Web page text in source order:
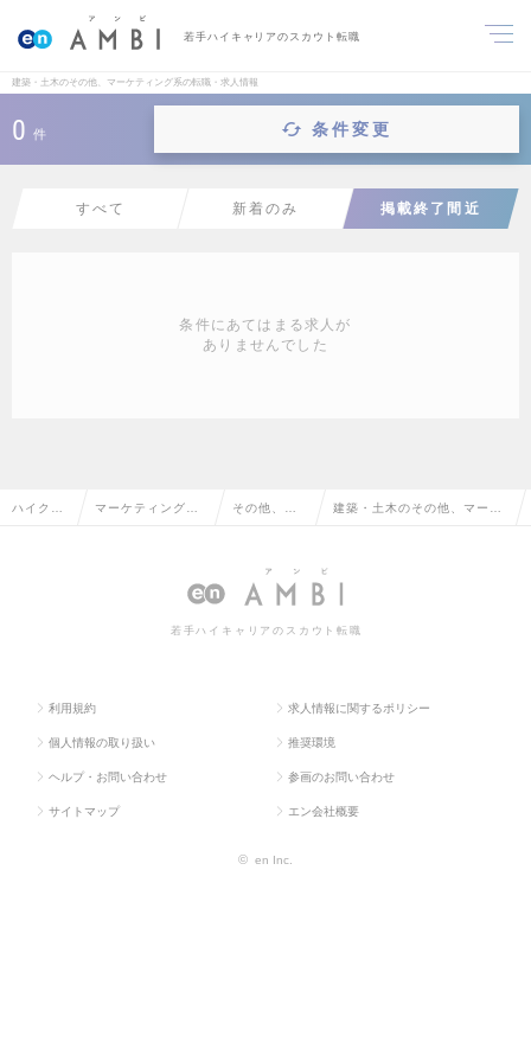
若手ハイキャリアのスカウト転職
建築・土木のその他、マーケティング系の転職・求人情報
0 件 条件変更
すべて 新着のみ 掲載終了間近
条件にあてはまる求人が
ありませんでした
ハイクラ マーケティング・ その他、マ
グ系
建築・土木のその他、マーケ
一覧
若手ハイキャリアのスカウト転職
利用規約 求人情報に関するポリシー
個人情報の取り扱い 推奨環境
ヘルプ・お問い合わせ 参画のお問い合わせ
サイトマップ エン会社概要
© en Inc.